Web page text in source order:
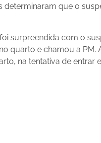
determinaram que o
surpreendida com o
quarto e chamou a PM.
na tentativa de entrar